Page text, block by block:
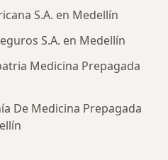
S.A. en Medellín
S.A. en Medellín
Medicina Prepagada
De Medicina Prepagada